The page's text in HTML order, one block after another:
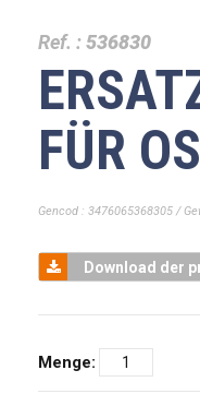
Ref. :536830
FÜR
Gencod : 3476065368305 /
Download der
Menge: